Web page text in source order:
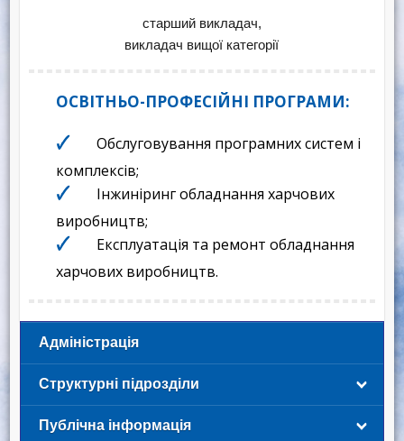
старший викладач,
викладач вищої категорії
ОСВІТНЬО-ПРОФЕСІЙНІ ПРОГРАМИ:
Обслуговування програмних систем і
комплексів;
Інжиніринг обладнання харчових
виробництв;
Експлуатація та ремонт обладнання
харчових виробництв.
Адміністрація
Структурні підрозділи
Публічна інформація